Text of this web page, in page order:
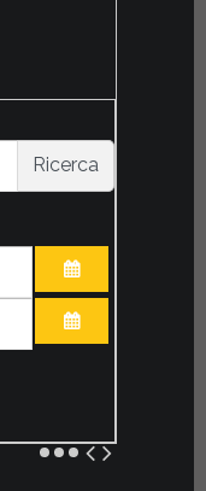
Ricerca
APRI IL